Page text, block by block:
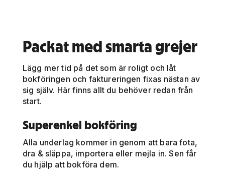
Packat med smarta grejer
Lägg mer tid på det som är roligt och låt
bokföringen och faktureringen fixas nästan av
sig själv. Här finns allt du behöver redan från
start.
Superenkel bokföring
Alla underlag kommer in genom att bara fota,
dra & släppa, importera eller mejla in. Sen får
du hjälp att bokföra dem.